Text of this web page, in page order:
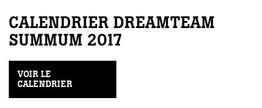
CALENDRIER DREAMTEAM
SUMMUM 2017
VOIR LE
CALENDRIER